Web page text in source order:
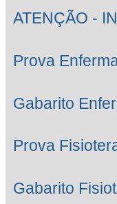
ATENÇÃO -
Prova
Gabarito
Prova
Gabarito